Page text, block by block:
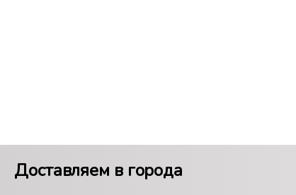
Доставляем в города